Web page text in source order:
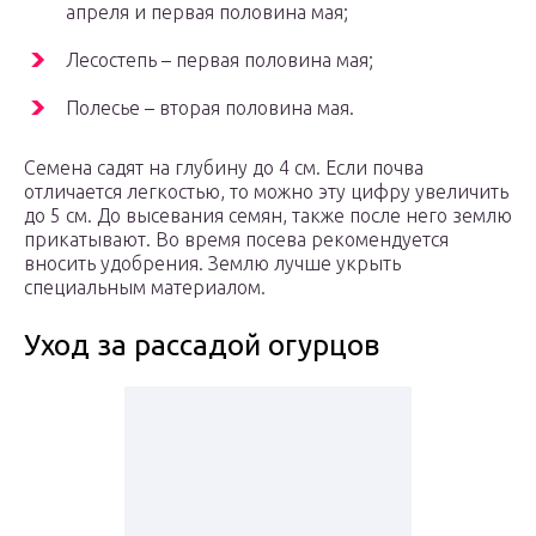
апреля и первая половина мая;
Лесостепь – первая половина мая;
Полесье – вторая половина мая.
Семена садят на глубину до 4 см. Если почва
отличается легкостью, то можно эту цифру увеличить
до 5 см. До высевания семян, также после него землю
прикатывают. Во время посева рекомендуется
вносить удобрения. Землю лучше укрыть
специальным материалом.
Уход за рассадой огурцов